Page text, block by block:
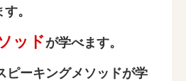
。
ッドが学べます。
ピーキングメソッドが学